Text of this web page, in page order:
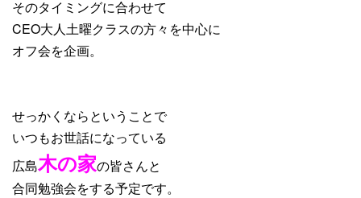
そのタイミングに合わせて
CEO大人土曜クラスの方々を中心に
オフ会を企画。
せっかくならということで
いつもお世話になっている
広島木の家の皆さんと
合同勉強会をする予定です。